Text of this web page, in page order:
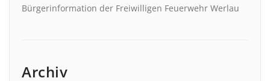
Bürgerinformation der Freiwilligen Feuerwehr Werlau
Archiv